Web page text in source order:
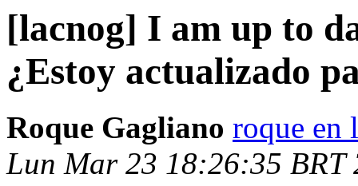
[lacnog] I am up to
¿Estoy actualizado
Roque Gagliano roque en
Lun Mar 23 18:26:35 BRT